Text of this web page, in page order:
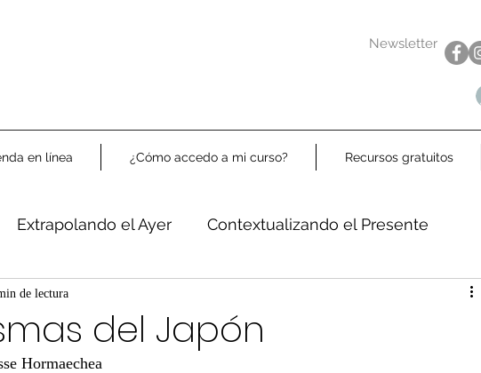
Newsletter
en línea ¿Cómo accedo a mi curso? Recursos gratuitos
Extrapolando el Ayer Contextualizando el Presente
del Japón
de lectura
Hormaechea